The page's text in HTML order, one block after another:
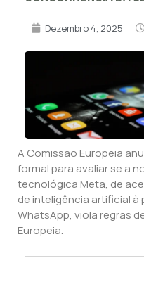
Dezembro 4, 2025
A Comissão Europeia
formal para avaliar se a
tecnológica Meta, de
de inteligência artificial
WhatsApp, viola regras
Europeia.